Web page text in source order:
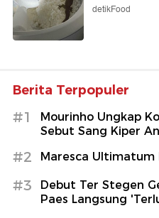
detikFood
Berita Terpopuler
#1
Mourinho Ungkap
Sebut Sang Kiper
#2 Maresca Ultimatum
#3
Debut Ter Stegen
Paes Langsung